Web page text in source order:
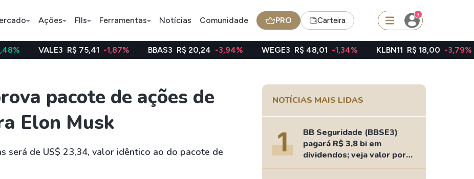
Ações FIIs Ferramentas Notícias Comunidade PRO Carteira
3
Índice
Bradesco TRXF11
Criptomoedas Ideias
R$ 75,41 -1,87% BBAS3 R$ 20,24 -3,94% WEGE3 R$ 48,01 -1,34% KLBN11 R$ 18,00 -3,79% TAEE11
pacote de ações de
Elon Musk
será de US$ 23,34, valor idêntico ao do pacote de
NOTÍCIAS MAIS LIDAS
1
BB Seguridade (BBSE3)
pagará R$ 3,8 bi em
dividendos; veja valor por
ação